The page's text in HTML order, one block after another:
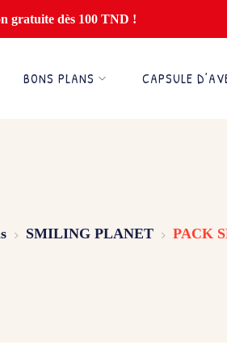
gratuite dès 100 TND !
BONS PLANS CAPSULE
SMILING PLANET PACK